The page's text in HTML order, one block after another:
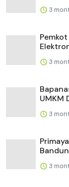
3
3
UMKM
3
3